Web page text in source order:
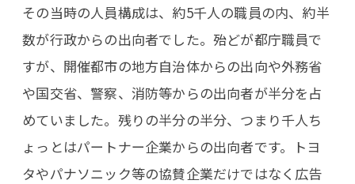
その当時の人員構成は、約5千人の職員の内、約半
数が行政からの出向者でした。殆どが都庁職員で
すが、開催都市の地方自治体からの出向や外務省
や国交省、警察、消防等からの出向者が半分を占
めていました。残りの半分の半分、つまり千人ち
ょっとはパートナー企業からの出向者です。トヨ
タやパナソニック等の協賛企業だけではなく広告